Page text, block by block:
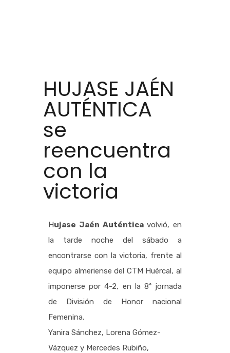
HUJASE JAÉN
AUTÉNTICA
se
reencuentra
con la
victoria
Hujase Jaén Auténticavolvió, en
la tarde noche del sábado a
encontrarse con la victoria, frente al
equipo almeriense del CTM Huércal, al
imponerse por 4-2, en la 8ª jornada
de División de Honor nacional
Femenina.
Yanira Sánchez, Lorena Gómez-
Vázquez y Mercedes Rubiño,